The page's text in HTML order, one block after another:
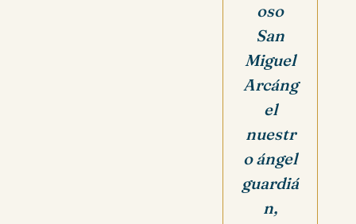
oso
San
Miguel
Arcáng
el
nuestr
o ángel
guardiá
n,